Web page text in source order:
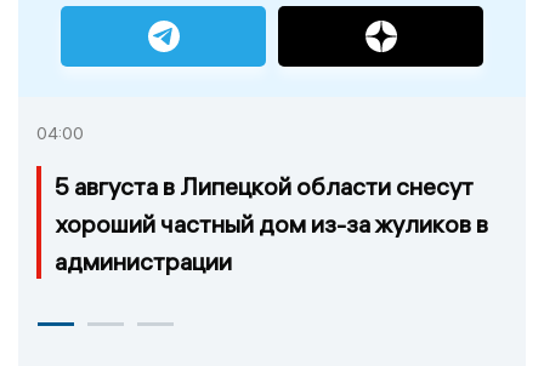
04:00
5 августа в Липецкой области снесут
хороший частный дом из-за жуликов в
администрации